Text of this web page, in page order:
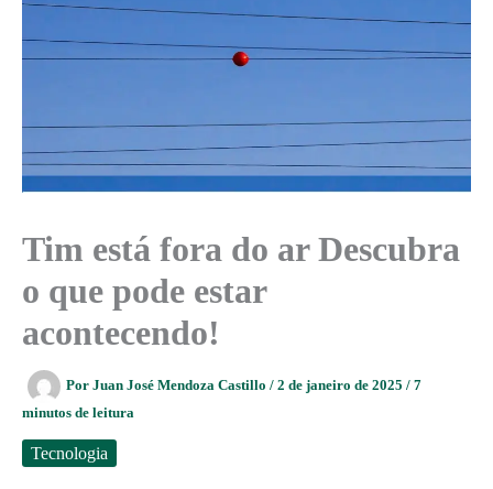
Tim está fora do ar Descubra
o que pode estar
acontecendo!
Por Juan José Mendoza Castillo / 2 de janeiro de 2025 / 7
minutos de leitura
Tecnologia